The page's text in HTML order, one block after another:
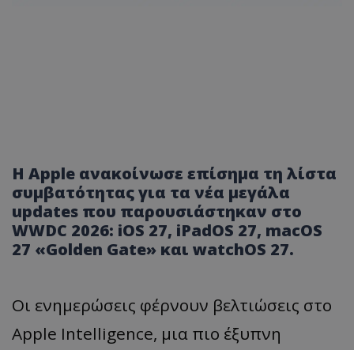
Η Apple ανακοίνωσε επίσημα τη λίστα
συμβατότητας για τα νέα μεγάλα
updates που παρουσιάστηκαν στο
WWDC 2026: iOS 27, iPadOS 27, macOS
27 «Golden Gate» και watchOS 27.
Οι ενημερώσεις φέρνουν βελτιώσεις στο
Apple Intelligence, μια πιο έξυπνη